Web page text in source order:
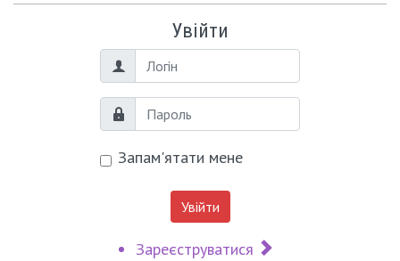
Увійти
Логін
Пароль
Запам'ятати мене
Увійти
Зареєструватися